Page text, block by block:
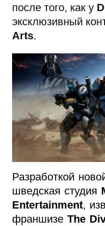
после того, как у
эксклюзивный
Arts.
Разработкой
шведская студия
Entertainment,
франшизе The